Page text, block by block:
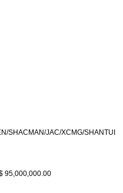
SHACMAN/JAC/XCMG/SHANTUI
95,000,000.00